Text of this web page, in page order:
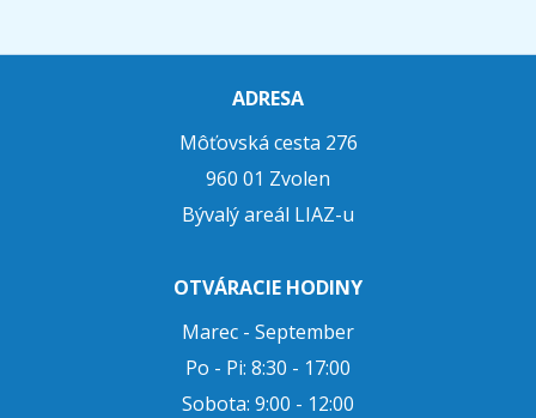
ADRESA
Môťovská cesta 276
960 01 Zvolen
Bývalý areál LIAZ-u
OTVÁRACIE HODINY
Marec - September
Po - Pi: 8:30 - 17:00
Sobota: 9:00 - 12:00